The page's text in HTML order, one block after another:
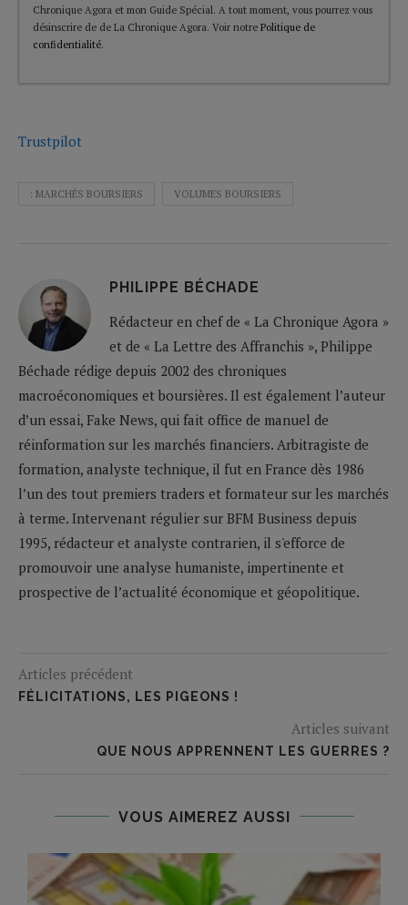
Chronique Agora et mon Guide Spécial. A tout moment, vous pourrez vous
désinscrire de de La Chronique Agora. Voir notre Politique de
confidentialité.
Trustpilot
: MARCHÉS BOURSIERS VOLUMES BOURSIERS
PHILIPPE BÉCHADE
Rédacteur en chef de « La Chronique Agora »
et de « La Lettre des Affranchis », Philippe
Béchade rédige depuis 2002 des chroniques
macroéconomiques et boursières. Il est également l’auteur
d’un essai, Fake News, qui fait office de manuel de
réinformation sur les marchés financiers. Arbitragiste de
formation, analyste technique, il fut en France dès 1986
l’un des tout premiers traders et formateur sur les marchés
à terme. Intervenant régulier sur BFM Business depuis
1995, rédacteur et analyste contrarien, il s'efforce de
promouvoir une analyse humaniste, impertinente et
prospective de l’actualité économique et géopolitique.
Articles précédent
FÉLICITATIONS, LES PIGEONS !
Articles suivant
QUE NOUS APPRENNENT LES GUERRES ?
VOUS AIMEREZ AUSSI